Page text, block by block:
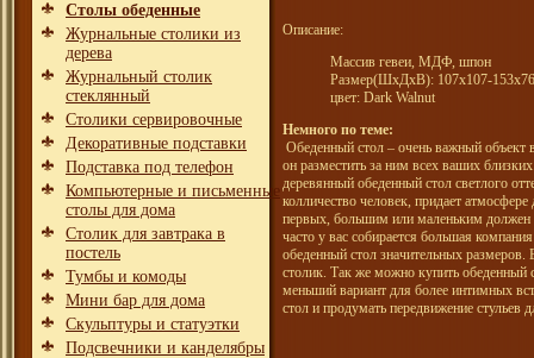
Столы обеденные
Журнальные столики из
дерева
Журнальный столик
стеклянный
Столики сервировочные
Декоративные подставки
Подставка под телефон
Компьютерные и письменные
столы для дома
Столик для завтрака в
постель
Тумбы и комоды
Мини бар для дома
Скульптуры и статуэтки
Подсвечники и канделябры
Описание:
Массив гевеи, МДФ, шпон
Размер(ШхДхВ): 107х107-
цвет: Dark Walnut
Немного по теме:
Обеденный стол – очень важный объект
он разместить за ним всех ваших
деревянный обеденный стол светлого
колличество человек, придает
первых, большим или маленьким должен
часто у вас собирается большая
обеденный стол значительных
столик. Так же можно купить обеденный
меньший вариант для более интимных
стол и продумать передвижение